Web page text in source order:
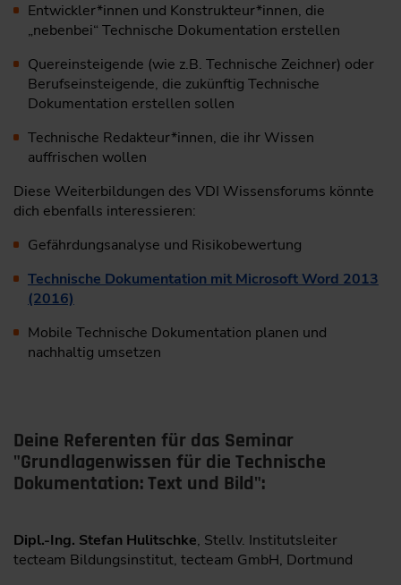
Entwickler*innen und Konstrukteur*innen, die
„nebenbei“ Technische Dokumentation erstellen
Quereinsteigende (wie z.B. Technische Zeichner) oder
Berufseinsteigende, die zukünftig Technische
Dokumentation erstellen sollen
Technische Redakteur*innen, die ihr Wissen
auffrischen wollen
Diese Weiterbildungen des VDI Wissensforums könnte
dich ebenfalls interessieren:
Gefährdungsanalyse und Risikobewertung
Technische Dokumentation mit Microsoft Word 2013
(2016)
Mobile Technische Dokumentation planen und
nachhaltig umsetzen
Deine Referenten für das Seminar
"Grundlagenwissen für die Technische
Dokumentation: Text und Bild":
Dipl.-Ing. Stefan Hulitschke, Stellv. Institutsleiter
tecteam Bildungsinstitut, tecteam GmbH, Dortmund